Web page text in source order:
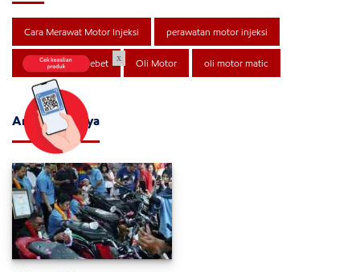
Cara Merawat Motor Injeksi perawatan motor injeksi
motor injeksi brebet Oli Motor oli motor matic
Artikel Lainnya
x